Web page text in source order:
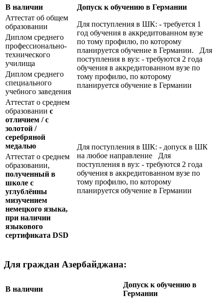
В наличии
Допуск к обучению в Германии
Аттестат об общем
образовании
Для поступления в ШК: - требуется 1
год обучения в аккредитованном вузе
по тому профилю, по которому
планируется обучение в Германии. Для
поступления в вуз: - требуются 2 года
обучения в аккредитованном вузе по
тому профилю, по которому
планируется обучение в Германии
Диплом среднего
профессионально-
технического
училища
Диплом среднего
специального
учебного заведения
Аттестат о среднем
образовании с
отличием / с
золотой /
серебряной
медалью
Для поступления в ШК: - допуск в ШК
на любое направление Для
поступления в вуз: - требуются 2 года
обучения в аккредитованном вузе по
тому профилю, по которому
планируется обучение в Германии
Аттестат о среднем
образовании,
полученный в
школе с
углублённы
мизучением
немецкого языка,
при наличии
языкового
сертификата DSD
Для граждан Азербайджана:
В наличии
Допуск к обучению в
Германии